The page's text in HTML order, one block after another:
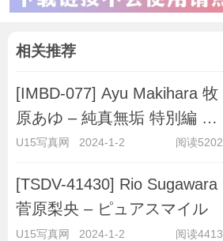
相关推荐
[IMBD-077] Ayu Makihara 牧
原あゆ – 純真無垢 特別編 ～
キラキラ彼女～
U15写真网 2024-1-2 阅读5202
[TSDV-41430] Rio Sugawara
菅原梨央 – ピュアスマイル
U15写真网 2024-1-2 阅读4413